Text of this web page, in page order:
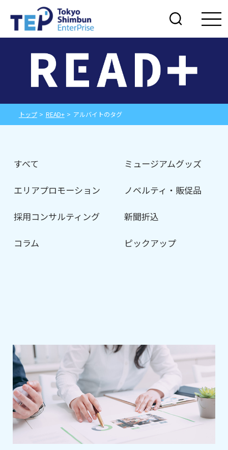
トップ > READ+ > アルバイトのタグ
すべて ミュージアムグッズ
エリアプロモーション ノベルティ・販促品
採用コンサルティング 新聞折込
コラム ピックアップ